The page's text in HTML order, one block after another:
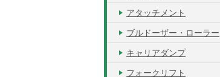
アタッチメント
ブルドーザー・ローラー
キャリアダンプ
フォークリフト